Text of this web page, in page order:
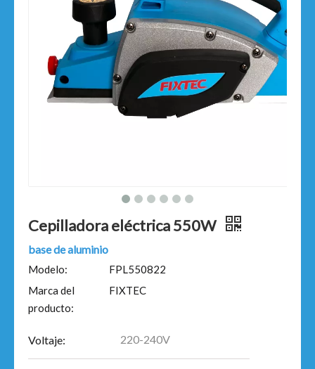
Cepilladora eléctrica 550W
base de aluminio
Modelo:
FPL550822
Marca del
producto:
FIXTEC
Voltaje: 220-240V